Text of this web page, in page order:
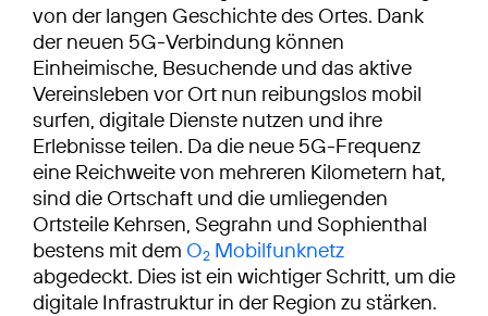
von der langen Geschichte des Ortes. Dank
der neuen 5G-Verbindung können
Einheimische, Besuchende und das aktive
Vereinsleben vor Ort nun reibungslos mobil
surfen, digitale Dienste nutzen und ihre
Erlebnisse teilen. Da die neue 5G-Frequenz
eine Reichweite von mehreren Kilometern hat,
sind die Ortschaft und die umliegenden
Ortsteile Kehrsen, Segrahn und Sophienthal
bestens mit dem O2 Mobilfunknetz
abgedeckt. Dies ist ein wichtiger Schritt, um die
digitale Infrastruktur in der Region zu stärken.